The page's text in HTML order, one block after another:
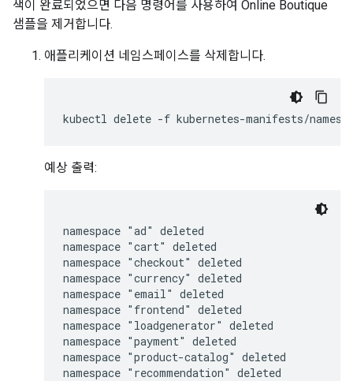
색이 완료되었으면 다음 명령어를 사용하여 Online Boutique
샘플을 제거합니다.
애플리케이션 네임스페이스를 삭제합니다.
예상 출력:
namespace "ad" deleted
namespace "cart" deleted
namespace "checkout" deleted
namespace "currency" deleted
namespace "email" deleted
namespace "frontend" deleted
namespace "loadgenerator" deleted
namespace "payment" deleted
namespace "product-catalog" deleted
namespace "recommendation" deleted